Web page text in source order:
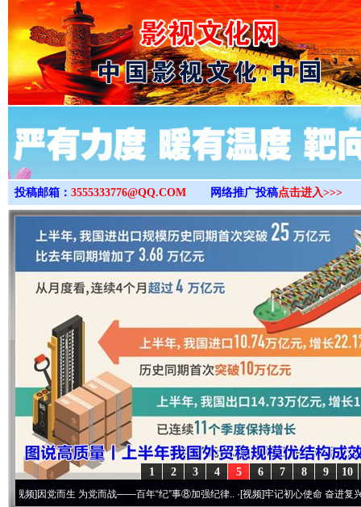
>
投稿邮箱： 3555333776@QQ.COM 网络推广投稿点击进入>>>
10
9
8
7
6
5
4
3
2
1
生 为党而战——百年“纪”事⑧加强纪律..·[视频]牢记初心使命 奋进复兴征程丨“转折
“后车司机肯定在骂我” 全民健
世界屋脊 天路回响 永